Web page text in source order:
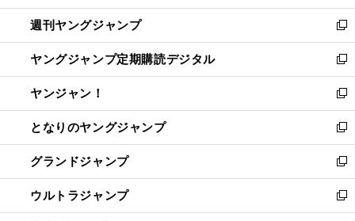
開
く
ウ
で
開
く
ン
ド
ウ
で
開
く
ウ
ィ
ン
ド
ウ
で
開
く
週刊ヤングジャンプ
新
し
い
ウ
ィ
ン
ド
ウ
で
開
く
ヤングジャンプ定期購読デジタル
新
し
い
ウ
ィ
ン
ド
ウ
で
開
ヤンジャン！
新
し
い
ウ
ィ
ン
ド
ウ
となりのヤングジャンプ
新
し
い
ウ
ィ
ン
グランドジャンプ
新
し
い
ウ
ウルトラジャンプ
新
し